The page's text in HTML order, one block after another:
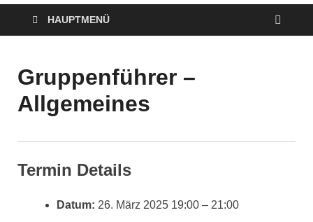
HAUPTMENÜ
Gruppenführer –
Allgemeines
Termin Details
Datum: 26. März 2025 19:00 – 21:00